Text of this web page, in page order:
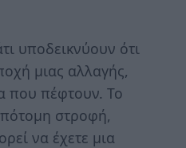
υποδεικνύουν ότι
μιας αλλαγής,
που πέφτουν. Το
στροφή,
να έχετε μια